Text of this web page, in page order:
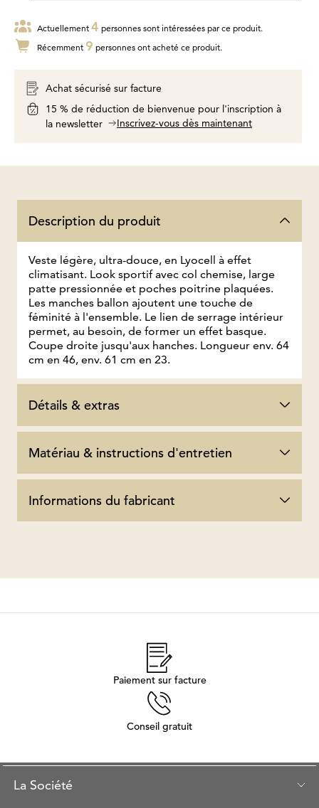
Actuellement 4 personnes sont intéressées par ce produit.
Récemment 9 personnes ont acheté ce produit.
Achat sécurisé sur facture
15 % de réduction de bienvenue pour l'inscription à
la newsletter
Inscrivez-vous dès maintenant
Description du produit
Veste légère, ultra-douce, en Lyocell à effet
climatisant. Look sportif avec col chemise, large
patte pressionnée et poches poitrine plaquées.
Les manches ballon ajoutent une touche de
féminité à l'ensemble. Le lien de serrage intérieur
permet, au besoin, de former un effet basque.
Coupe droite jusqu'aux hanches. Longueur env. 64
cm en 46, env. 61 cm en 23.
Détails & extras
Matériau & instructions d'entretien
Informations du fabricant
Paiement sur facture
Conseil gratuit
La Société